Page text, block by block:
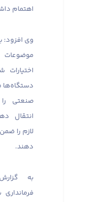
اهتمام
وی افزود:
صنعتی
انتقال
لازم را
دهند.
به